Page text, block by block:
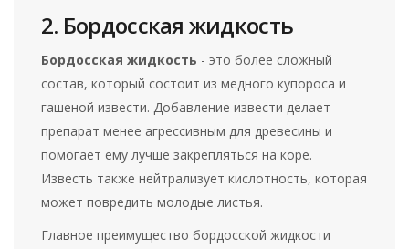
2. Бордосская жидкость
Бордосская жидкость - это более сложный
состав, который состоит измедного купороса и
гашеной извести. Добавление извести делает
препарат менее агрессивным для древесины и
помогает ему лучше закрепляться на коре.
Известь также нейтрализует кислотность, которая
может повредить молодые листья.
Главное преимущество бордосской жидкости